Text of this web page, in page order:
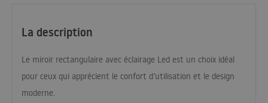
La description
Le miroir rectangulaire avec éclairage Led est un choix idéal
pour ceux qui apprécient le confort d’utilisation et le design
moderne.